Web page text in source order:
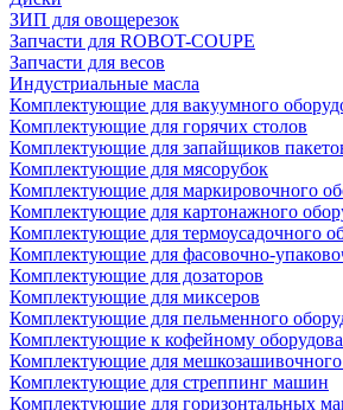
ЗИП для овощерезок
Запчасти для ROBOT-COUPE
Запчасти для весов
Индустриальные масла
Комплектующие для вакуумного
Комплектующие для горячих столов
Комплектующие для запайщиков
Комплектующие для мясорубок
Комплектующие для маркировочного
Комплектующие для картонажного
Комплектующие для термоусадочного
Комплектующие для фасовочно-
Комплектующие для дозаторов
Комплектующие для миксеров
Комплектующие для пельменного
Комплектующие к кофейному
Комплектующие для мешкозашивочного
Комплектующие для стреппинг машин
Комплектующие для горизонтальных